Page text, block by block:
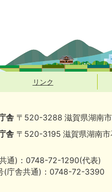
リンク
舎 〒520-3288 滋賀県湖南
舎 〒520-3195 滋賀県湖南市
通)：0748-72-1290(代表)
(庁舎共通)：0748-72-3390